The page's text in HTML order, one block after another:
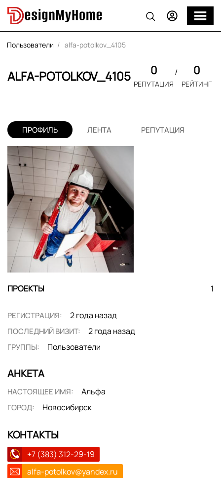
Пользователи alfa-potolkov_4105
ALFA-POTOLKOV_4105 0
РЕПУТАЦИЯ
0
РЕЙТИНГ
ПРОФИЛЬ ЛЕНТА РЕПУТАЦИЯ
ПРОЕКТЫ 1
РЕГИСТРАЦИЯ: 2 года назад
ПОСЛЕДНИЙ ВИЗИТ: 2 года назад
ГРУППЫ: Пользователи
АНКЕТА
НАСТОЯЩЕЕ ИМЯ: Альфа
ГОРОД: Новосибирск
КОНТАКТЫ
+7 (383) 312-29-19
alfa-potolkov@yandex.ru